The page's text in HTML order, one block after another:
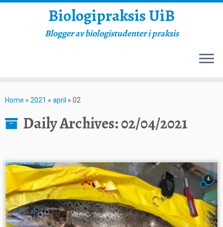
to
Biologipraksis UiB
Blogger av biologistudenter i praksis
Home » 2021 » april » 02
Daily Archives:02/04/2021
4